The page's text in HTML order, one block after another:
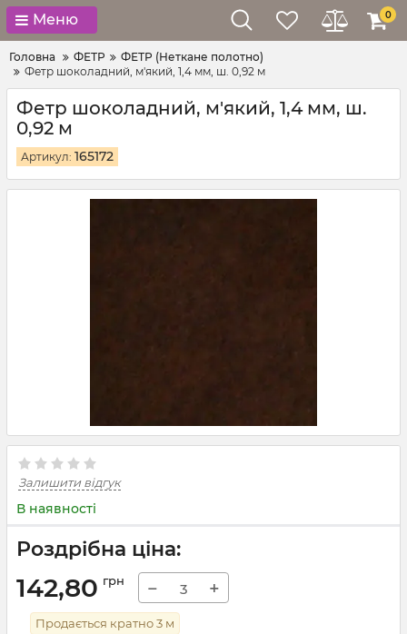
Меню 0
Головна ФЕТР
ФЕТР (Неткане полотно)
Фетр шоколадний, м'який, 1,4 мм, ш. 0,92 м
Фетр шоколадний, м'який, 1,4 мм, ш.
0,92 м
Артикул: 165172
Залишити відгук
В наявності
Роздрібна ціна:
142,80 грн − +
Продається кратно3 м